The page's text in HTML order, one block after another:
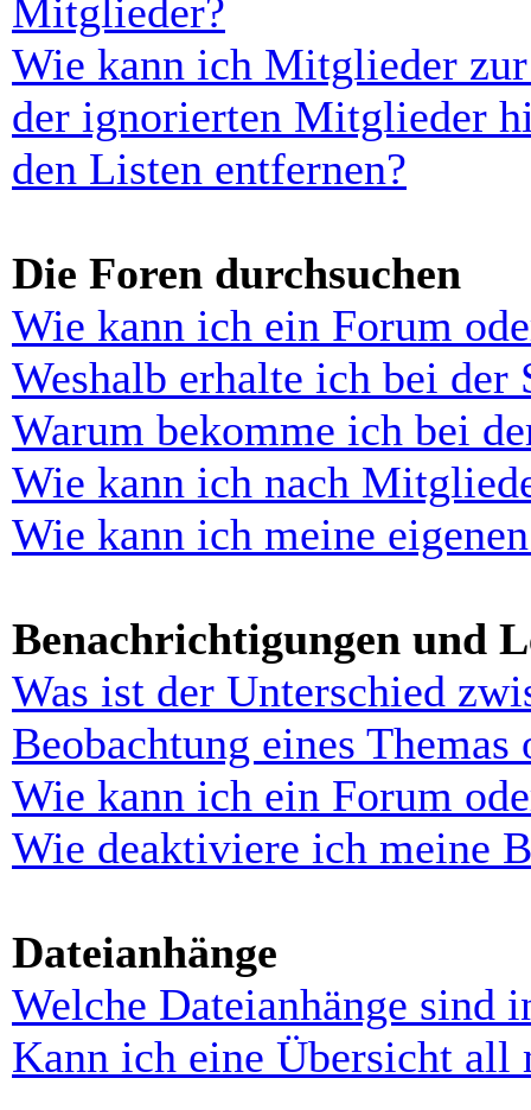
Mitglieder?
Wie kann ich Mitglieder
der ignorierten Mitglieder
den Listen entfernen?
Die Foren durchsuchen
Wie kann ich ein Forum
Weshalb erhalte ich bei der
Warum bekomme ich bei
Wie kann ich nach
Wie kann ich meine
Benachrichtigungen und
Was ist der Unterschied
Beobachtung eines Themas
Wie kann ich ein Forum
Wie deaktiviere ich meine
Dateianhänge
Welche Dateianhänge sind
Kann ich eine Übersicht all